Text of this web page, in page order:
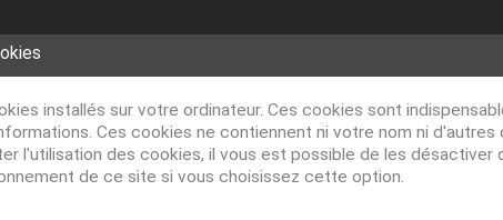
installés sur votre ordinateur. Ces cookies sont
Ces cookies ne contiennent ni votre nom ni d'autres
l'utilisation des cookies, il vous est possible de les désactiver
de ce site si vous choisissez cette option.